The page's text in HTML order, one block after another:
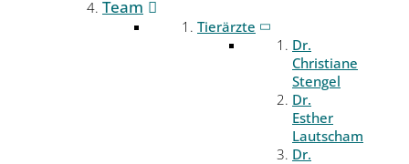
Team
Tierärzte
Dr.
Christiane
Stengel
Dr.
Esther
Lautscham
Dr.